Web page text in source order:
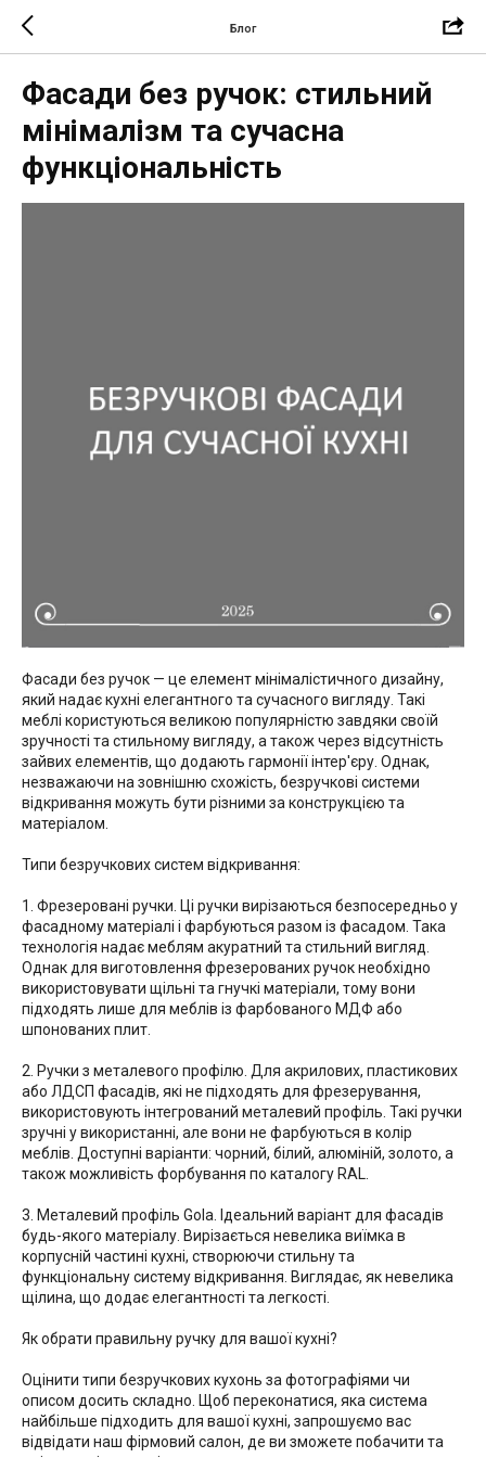
Блог
Фасади без ручок: стильний
мінімалізм та сучасна
функціональність
Фасади без ручок — це елемент мінімалістичного дизайну,
який надає кухні елегантного та сучасного вигляду. Такі
меблі користуються великою популярністю завдяки своїй
зручності та стильному вигляду, а також через відсутність
зайвих елементів, що додають гармонії інтер'єру. Однак,
незважаючи на зовнішню схожість, безручкові системи
відкривання можуть бути різними за конструкцією та
матеріалом.
Типи безручкових систем відкривання:
1. Фрезеровані ручки. Ці ручки вирізаються безпосередньо у
фасадному матеріалі і фарбуються разом із фасадом. Така
технологія надає меблям акуратний та стильний вигляд.
Однак для виготовлення фрезерованих ручок необхідно
використовувати щільні та гнучкі матеріали, тому вони
підходять лише для меблів із фарбованого МДФ або
шпонованих плит.
2. Ручки з металевого профілю. Для акрилових, пластикових
або ЛДСП фасадів, які не підходять для фрезерування,
використовують інтегрований металевий профіль. Такі ручки
зручні у використанні, але вони не фарбуються в колір
меблів. Доступні варіанти: чорний, білий, алюміній, золото, а
також можливість форбування по каталогу RAL.
3. Металевий профіль Gola. Ідеальний варіант для фасадів
будь-якого матеріалу. Вирізається невелика виїмка в
корпусній частині кухні, створюючи стильну та
функціональну систему відкривання. Виглядає, як невелика
щілина, що додає елегантності та легкості.
Як обрати правильну ручку для вашої кухні?
Оцінити типи безручкових кухонь за фотографіями чи
описом досить складно. Щоб переконатися, яка система
найбільше підходить для вашої кухні, запрошуємо вас
відвідати наш фірмовий салон, де ви зможете побачити та